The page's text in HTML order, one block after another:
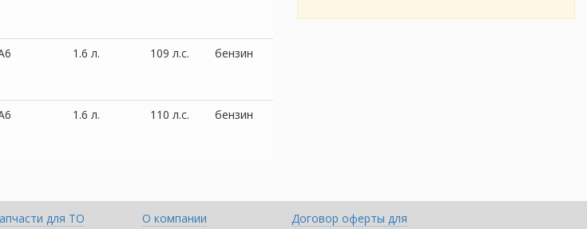
1.6 л. 109 л.с. бензин
1.6 л. 110 л.с. бензин
для ТО О компании Договор оферты для